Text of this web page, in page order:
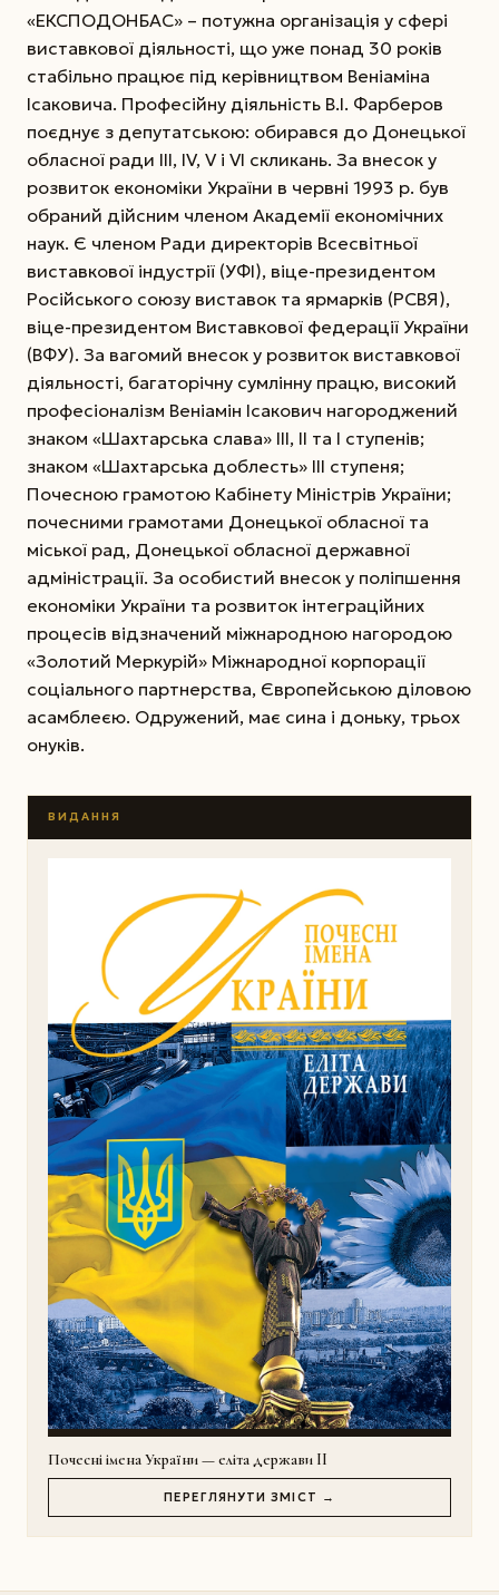
«ЕКСПОДОНБАС» – потужна організація у сфері
виставкової діяльності, що уже понад 30 років
стабільно працює під керівництвом Веніаміна
Ісаковича. Професійну діяльність В.І. Фарберов
поєднує з депутатською: обирався до Донецької
обласної ради ІІІ, IV, V і VI скликань. За внесок у
розвиток економіки України в червні 1993 р. був
обраний дійсним членом Академії економічних
наук. Є членом Ради директорів Всесвітньої
виставкової індустрії (УФІ), віце-президентом
Російського союзу виставок та ярмарків (РСВЯ),
віце-президентом Виставкової федерації України
(ВФУ). За вагомий внесок у розвиток виставкової
діяльності, багаторічну сумлінну працю, високий
професіоналізм Веніамін Ісакович нагороджений
знаком «Шахтарська слава» ІІІ, ІІ та І ступенів;
знаком «Шахтарська доблесть» ІІІ ступеня;
Почесною грамотою Кабінету Міністрів України;
почесними грамотами Донецької обласної та
міської рад, Донецької обласної державної
адміністрації. За особистий внесок у поліпшення
економіки України та розвиток інтеграційних
процесів відзначений міжнародною нагородою
«Золотий Меркурій» Міжнародної корпорації
соціального партнерства, Європейською діловою
асамблеєю. Одружений, має сина і доньку, трьох
онуків.
ВИДАННЯ
Почесні імена України — еліта держави II
ПЕРЕГЛЯНУТИ ЗМІСТ →